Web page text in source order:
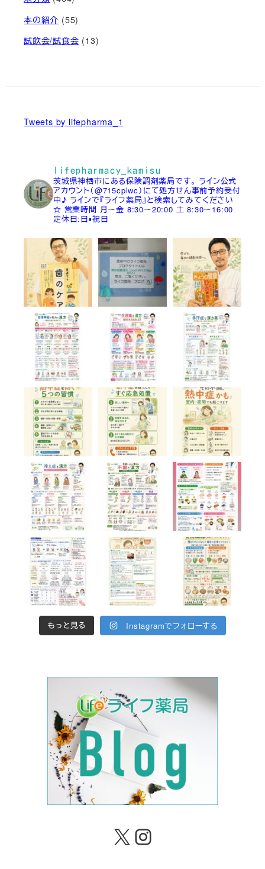
本の紹介 (55)
試飲会/試食会 (13)
Tweets by lifepharma_1
lifepharmacy_kamisu
茨城県神栖市にある保険調剤薬局です。 ライン公式
アカウント（@715cplwc）にて処方せん事前予約受付
中♪ ラインで『ライフ薬局』と検索してみてください
☆ 営業時間 月～金 8:30～20:00 土 8:30～16:00
定休日:日▪祝日
もっと見る Instagramでフォローする
X Instagram